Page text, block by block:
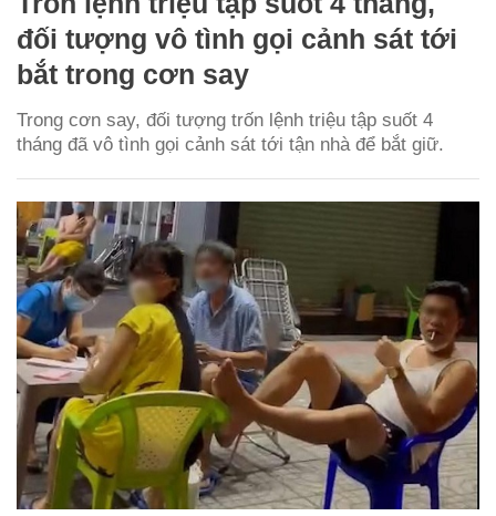
đối tượng vô tình gọi cảnh sát tới
bắt trong cơn say
Trong cơn say, đối tượng trốn lệnh triệu tập suốt 4
tháng đã vô tình gọi cảnh sát tới tận nhà để bắt giữ.